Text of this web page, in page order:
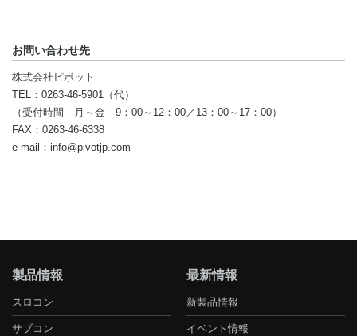
お問い合わせ先
株式会社ピボット
TEL： 0263-46-5901（代）
（受付時間 月～金 9：00～12：00／13：00～17：00）
FAX： 0263-46-6338
e-mail： info@pivotjp.com
製品情報
スロコン
サブコン
最新情報
新製品情報
イベント情報